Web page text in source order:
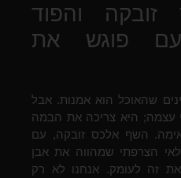
והפוד
פוגש את
שהאוכל הוא אמנות. אבל
עצמה; היא צריכה את הבמה
השף אלכס זובקה, עם
הצרפתי שמהווה את אבן
זה לעומק. אנחנו לא רק